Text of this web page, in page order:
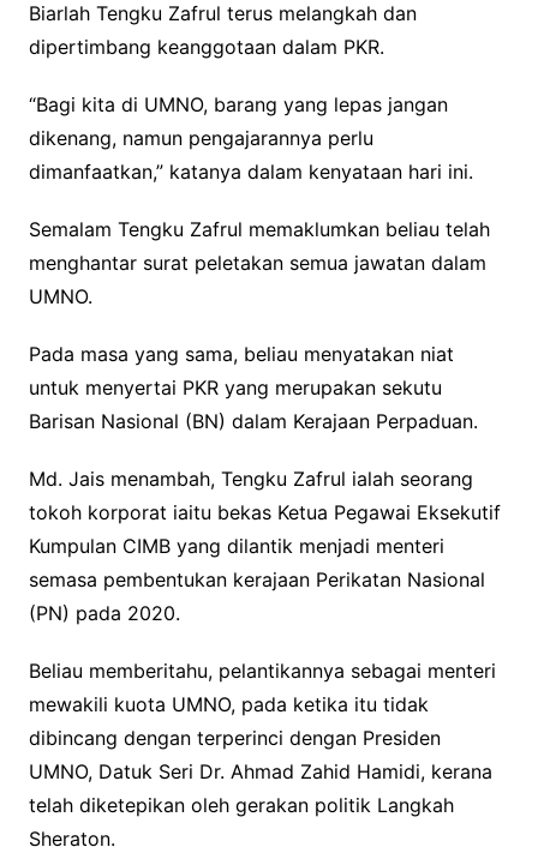
Biarlah Tengku Zafrul terus melangkah dan
dipertimbang keanggotaan dalam PKR.
“Bagi kita di UMNO, barang yang lepas jangan
dikenang, namun pengajarannya perlu
dimanfaatkan,” katanya dalam kenyataan hari ini.
Semalam Tengku Zafrul memaklumkan beliau telah
menghantar surat peletakan semua jawatan dalam
UMNO.
Pada masa yang sama, beliau menyatakan niat
untuk menyertai PKR yang merupakan sekutu
Barisan Nasional (BN) dalam Kerajaan Perpaduan.
Md. Jais menambah, Tengku Zafrul ialah seorang
tokoh korporat iaitu bekas Ketua Pegawai Eksekutif
Kumpulan CIMB yang dilantik menjadi menteri
semasa pembentukan kerajaan Perikatan Nasional
(PN) pada 2020.
Beliau memberitahu, pelantikannya sebagai menteri
mewakili kuota UMNO, pada ketika itu tidak
dibincang dengan terperinci dengan Presiden
UMNO, Datuk Seri Dr. Ahmad Zahid Hamidi, kerana
telah diketepikan oleh gerakan politik Langkah
Sheraton.